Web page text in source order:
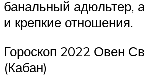
банальный адюльтер,
и крепкие отношения.
Гороскоп 2022 Овен
(Кабан)